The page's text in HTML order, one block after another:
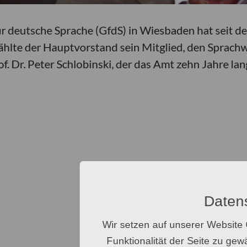
deutsche Sprache (GfdS) in Wiesbaden hat seit
der Hauptvorstand sein Mitglied, den
Dr. Peter Schlobinski, der das Amt zehn Jahre
Wir setzen auf unserer
Funktionalität der Seite zu